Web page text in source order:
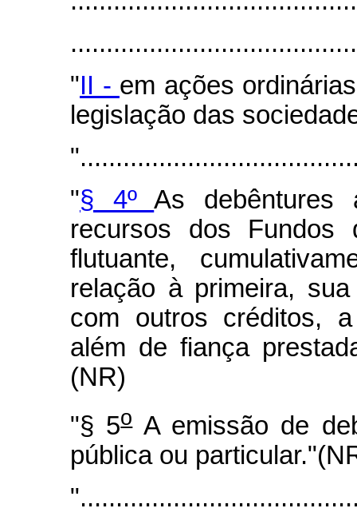
"II - em ações
legislação das
"§ 4ºAs debêntures
recursos dos Fundos
flutuante,
relação à primeira,
com outros créditos,
além de fiança
(NR)
"§ 5oA emissão de
pública ou